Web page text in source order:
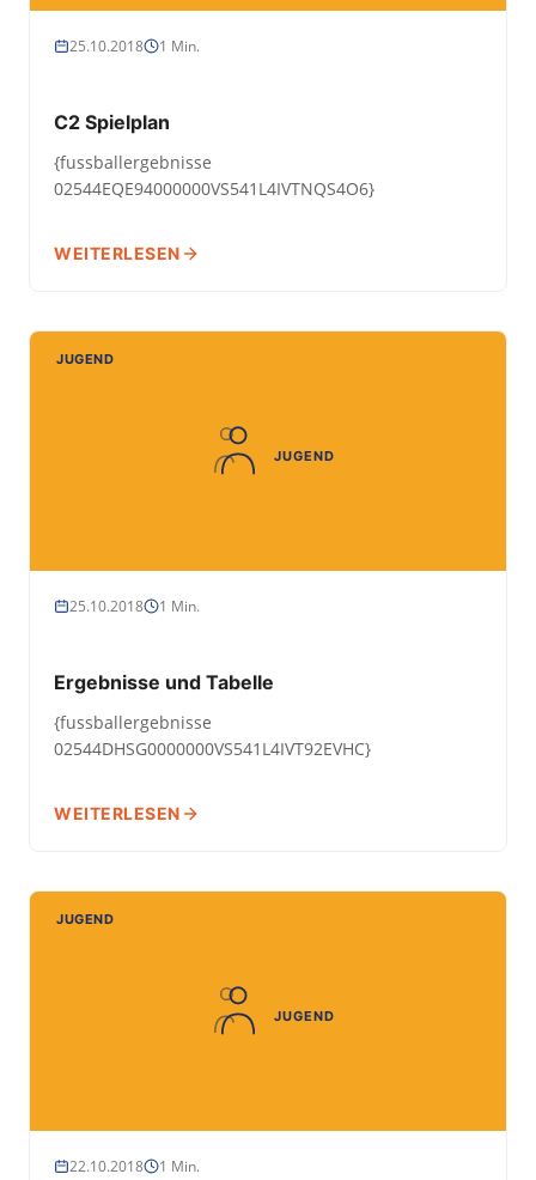
25.10.2018 1 Min.
C2 Spielplan
{fussballergebnisse
02544EQE94000000VS541L4IVTNQS4O6}
WEITERLESEN
JUGEND
JUGEND
25.10.2018 1 Min.
Ergebnisse und Tabelle
{fussballergebnisse
02544DHSG0000000VS541L4IVT92EVHC}
WEITERLESEN
JUGEND
JUGEND
22.10.2018 1 Min.